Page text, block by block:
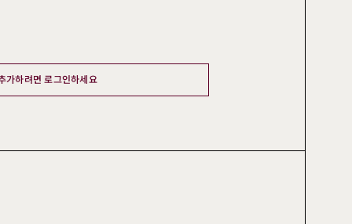
가하려면 로그인하세요